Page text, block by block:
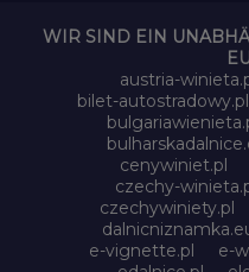
WIR SIND EIN
austria-
bilet-autostradowy.pl
cenywiniet.pl
czechy-
czechywiniety.pl
e-vignette.pl
e-